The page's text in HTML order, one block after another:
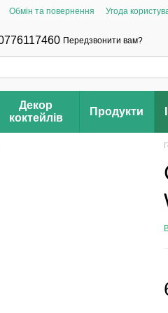
Обмін та повернення Угода
Передзвонити вам?
Декор
коктейлів
Продукти